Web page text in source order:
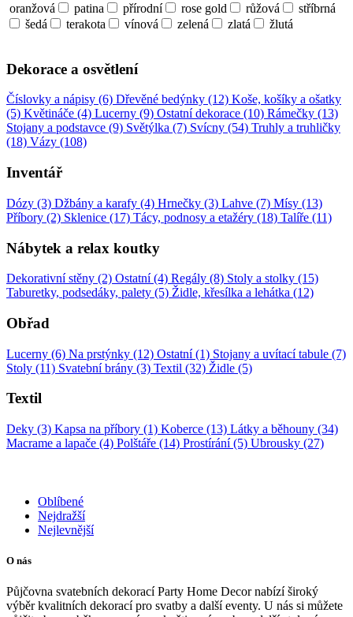
oranžová
patina přírodní rose gold růžová
stříbrná
šedá
terakota vínová zelená zlatá žlutá
Dekorace a osvětlení
Číslovky a nápisy (6) Dřevěné bedýnky (12) Koše, košíky a ošatky
(5) Květináče (4) Lucerny (9) Ostatní dekorace (10) Rámečky (13)
Stojany a podstavce (9) Světýlka (7) Svícny (54) Truhly a truhličky
(18) Vázy (108)
Inventář
Dózy (3) Džbány a karafy (4) Hrnečky (3) Lahve (7) Mísy (13)
Příbory (2) Sklenice (17) Tácy, podnosy a etažéry (18) Talíře (11)
Nábytek a relax koutky
Dekorativní stěny (2) Ostatní (4) Regály (8) Stoly a stolky (15)
Taburetky, podsedáky, palety (5) Židle, křesílka a lehátka (12)
Obřad
Lucerny (6) Na prstýnky (12) Ostatní (1) Stojany a uvítací tabule (7)
Stoly (11) Svatební brány (3) Textil (32) Židle (5)
Textil
Deky (3) Kapsa na příbory (1) Koberce (13) Látky a běhouny (34)
Macrame a lapače (4) Polštáře (14) Prostírání (5) Ubrousky (27)
Oblíbené
Nejdražší
Nejlevnější
O nás
Půjčovna svatebních dekorací Party Home Decor nabízí široký
výběr kvalitních dekorací pro svatby a další eventy. U nás si můžete